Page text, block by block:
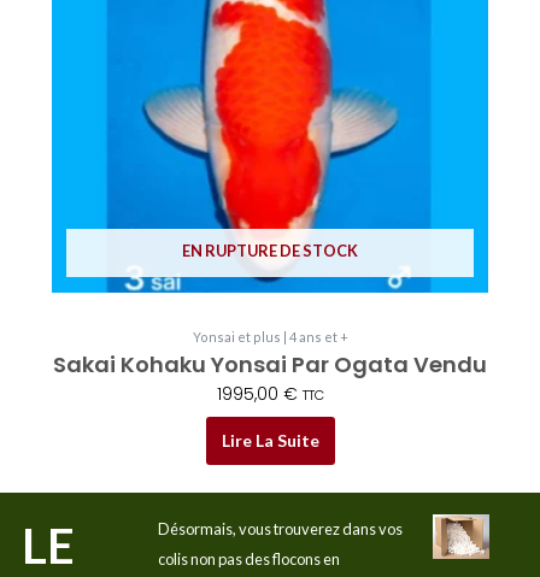
EN RUPTURE DE STOCK
Yonsai et plus | 4 ans et +
Sakai Kohaku Yonsai Par Ogata Vendu
1995,00 € TTC
Lire La Suite
LE
Désormais, vous trouverez dans vos
colis non pas des flocons en